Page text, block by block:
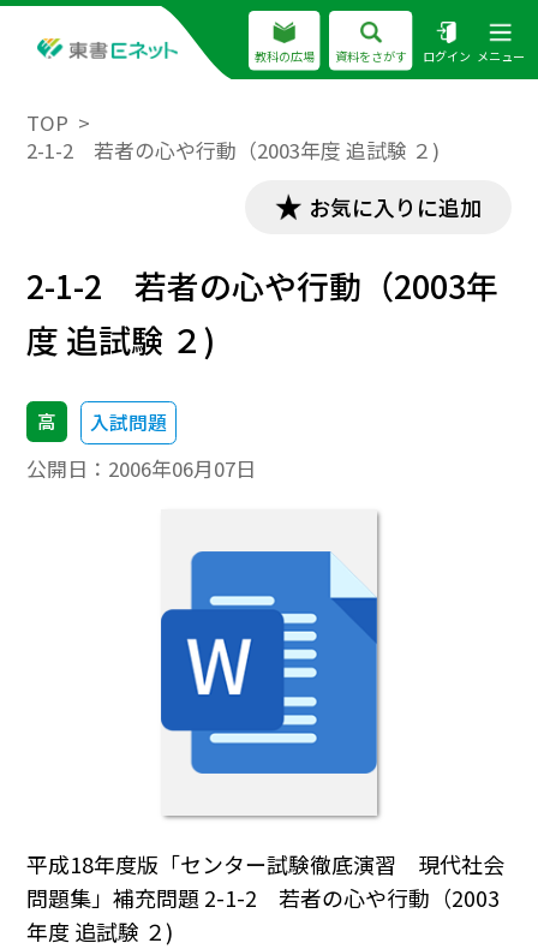
教科の広場 資料をさがす ログイン メニュー
TOP
2-1-2 若者の心や行動（2003年度 追試験 ２)
お気に入りに追加
2-1-2 若者の心や行動（2003年
度 追試験 ２)
高 入試問題
公開日： 2006年06月07日
平成18年度版「センター試験徹底演習 現代社会
問題集」補充問題 2-1-2 若者の心や行動（2003
年度 追試験 ２)